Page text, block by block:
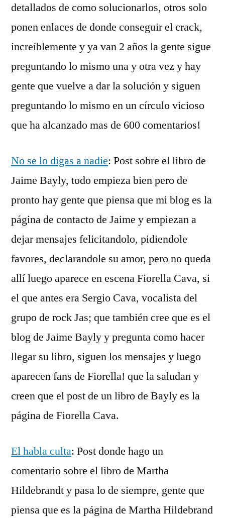
detallados de como solucionarlos, otros solo
ponen enlaces de donde conseguir el crack,
increíblemente y ya van 2 años la gente sigue
preguntando lo mismo una y otra vez y hay
gente que vuelve a dar la solución y siguen
preguntando lo mismo en un círculo vicioso
que ha alcanzado mas de 600 comentarios!
No se lo digas a nadie: Post sobre el libro de
Jaime Bayly, todo empieza bien pero de
pronto hay gente que piensa que mi blog es la
página de contacto de Jaime y empiezan a
dejar mensajes felicitandolo, pidiendole
favores, declarandole su amor, pero no queda
allí luego aparece en escena Fiorella Cava, si
el que antes era Sergio Cava, vocalista del
grupo de rock Jas; que también cree que es el
blog de Jaime Bayly y pregunta como hacer
llegar su libro, siguen los mensajes y luego
aparecen fans de Fiorella! que la saludan y
creen que el post de un libro de Bayly es la
página de Fiorella Cava.
El habla culta: Post donde hago un
comentario sobre el libro de Martha
Hildebrandt y pasa lo de siempre, gente que
piensa que es la página de Martha Hildebrand